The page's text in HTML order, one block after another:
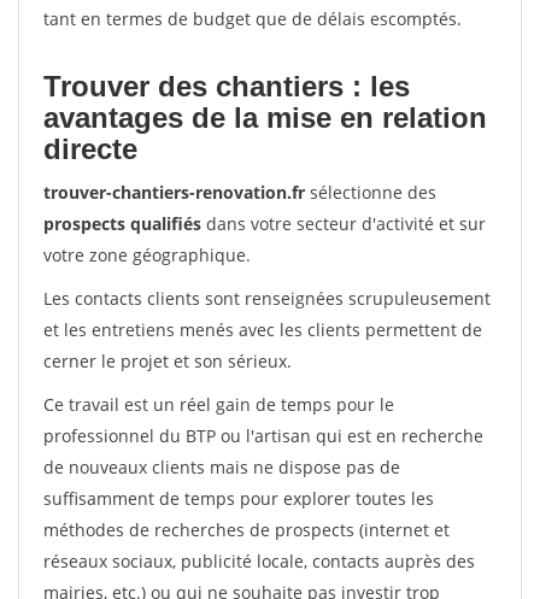
tant en termes de budget que de délais escomptés.
Trouver des chantiers : les
avantages de la mise en relation
directe
trouver-chantiers-renovation.fr sélectionne des
prospects qualifiés dans votre secteur d'activité et sur
votre zone géographique.
Les contacts clients sont renseignées scrupuleusement
et les entretiens menés avec les clients permettent de
cerner le projet et son sérieux.
Ce travail est un réel gain de temps pour le
professionnel du BTP ou l'artisan qui est en recherche
de nouveaux clients mais ne dispose pas de
suffisamment de temps pour explorer toutes les
méthodes de recherches de prospects (internet et
réseaux sociaux, publicité locale, contacts auprès des
mairies, etc.) ou qui ne souhaite pas investir trop